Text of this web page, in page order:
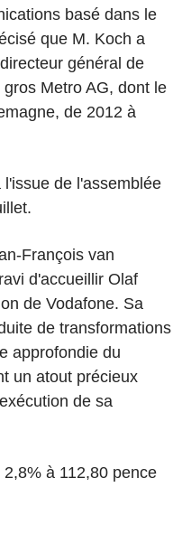
basé dans le
que M. Koch a
général de
Metro AG, dont le
de 2012 à
de l'assemblée
François van
d'accueillir Olaf
de Vodafone. Sa
de transformations
approfondie du
un atout précieux
de sa
à 112,80 pence